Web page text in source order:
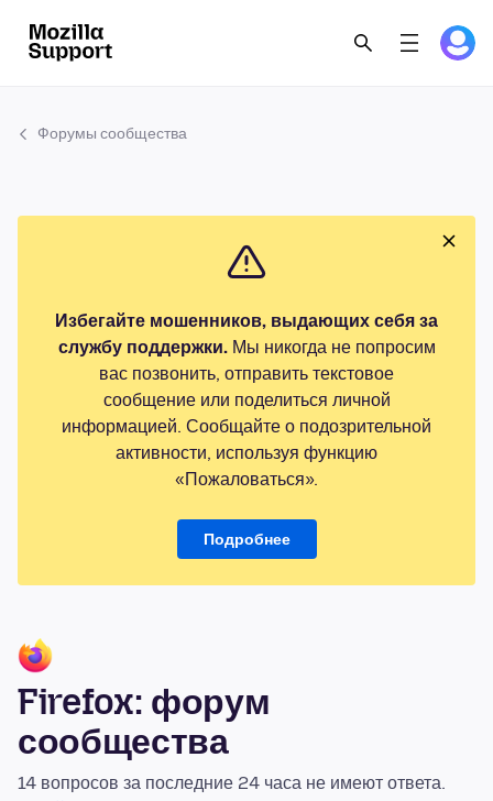
Форумы сообщества
Избегайте мошенников, выдающих себя за
службу поддержки.Мы никогда не попросим
вас позвонить, отправить текстовое
сообщение или поделиться личной
информацией. Сообщайте о подозрительной
активности, используя функцию
«Пожаловаться».
Подробнее
Firefox: форум
сообщества
14 вопросов за последние 24 часа не имеют ответа.